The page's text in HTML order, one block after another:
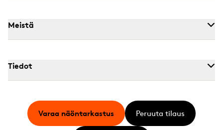
Meistä
Tiedot
Varaa näöntarkastus Peruuta tilaus